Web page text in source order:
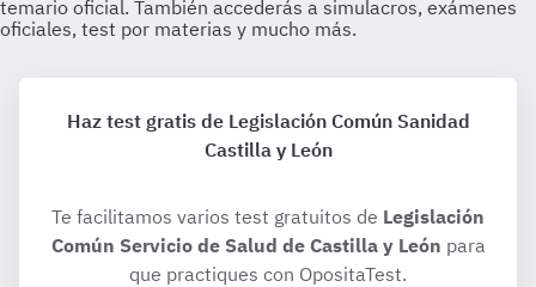
Haz test gratis de Legislación Común Sanidad
Castilla y León
Te facilitamos varios test gratuitos de Legislación
Común Servicio de Salud de Castilla y León para
que practiques con OpositaTest.